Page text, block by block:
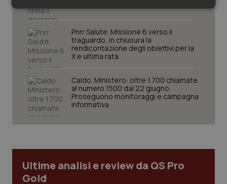
Vaccini
Pnrr Salute. Missione 6 verso il
traguardo, in chiusura la
rendicontazione degli obiettivi per la
X e ultima rata
Caldo. Ministero: oltre 1.700 chiamate
al numero 1500 dal 22 giugno.
Proseguono monitoraggi e campagna
informativa
Ultime analisi e review da QS Pro
Gold
Necessari Statistici Marketing
Necessari Statistici Marketing
I cookie necessari contribuiscono a rendere fruibile il
sito web abilitandone funzionalità di base quali la
navigazione sulle pagine e l'accesso alle aree
protette del sito. Il sito web non è in grado di
Nome
Fornitore/Dominio
VISITOR_PRIVACY_METADATA
YouTube
.youtube.com